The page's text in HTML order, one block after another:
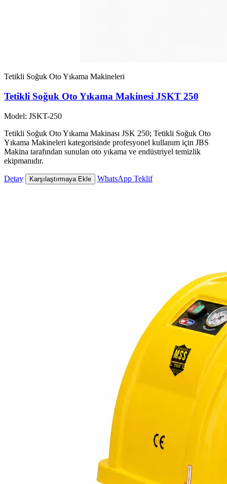
Tetikli Soğuk Oto Yıkama Makineleri
Tetikli Soğuk Oto Yıkama Makinesi JSKT 250
Model: JSKT-250
Tetikli Soğuk Oto Yıkama Makinası JSK 250; Tetikli Soğuk Oto
Yıkama Makineleri kategorisinde profesyonel kullanım için JBS
Makina tarafından sunulan oto yıkama ve endüstriyel temizlik
ekipmanıdır.
Detay Karşılaştırmaya Ekle WhatsApp Teklif